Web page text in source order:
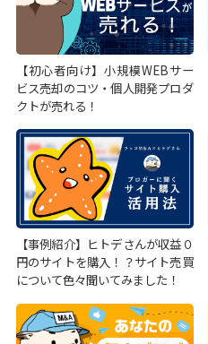
【初心者向け】小規模WEBサー
ビス売却のコツ・個人開発プロダ
クトが売れる！
【事例紹介】ヒトデさんが収益０
円のサイトを購入！？サイト売買
について色々聞いてみました！